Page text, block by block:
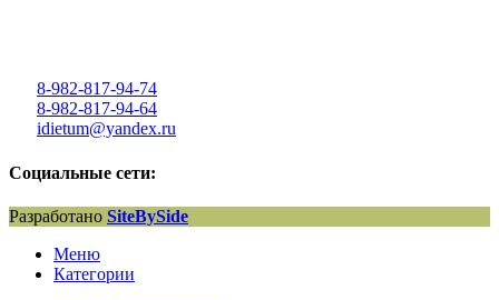
8-982-817-94-74
8-982-817-94-64
idietum@yandex.ru
Социальные сети:
Разработано SiteBySide
Меню
Категории